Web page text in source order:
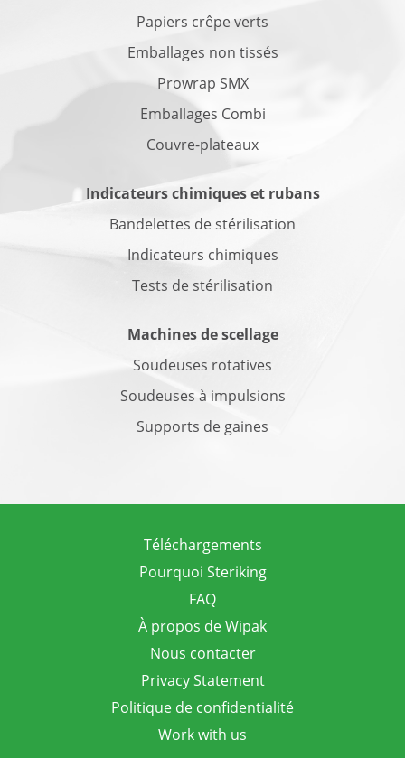
Papiers crêpe verts
Emballages non tissés
Prowrap SMX
Emballages Combi
Couvre-plateaux
Indicateurs chimiques et rubans
Bandelettes de stérilisation
Indicateurs chimiques
Tests de stérilisation
Machines de scellage
Soudeuses rotatives
Soudeuses à impulsions
Supports de gaines
Téléchargements
Pourquoi Steriking
FAQ
À propos de Wipak
Nous contacter
Privacy Statement
Politique de confidentialité
Work with us